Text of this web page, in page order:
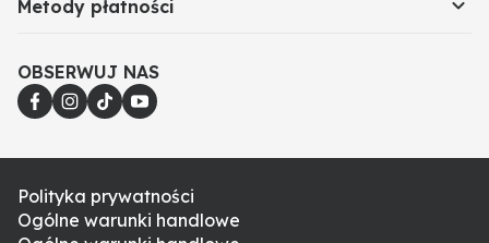
Metody płatności
OBSERWUJ NAS
Polityka prywatności
Ogólne warunki handlowe